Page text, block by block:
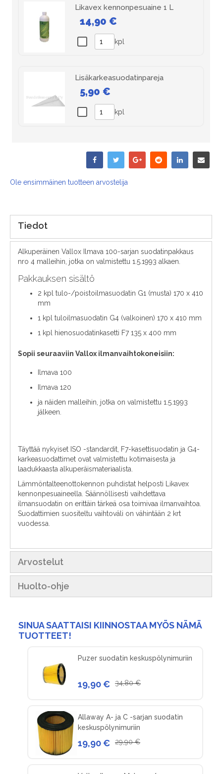
Likavex kennonpesuaine 1 L
14,90 €
kpl
Lisäkarkeasuodatinpareja
5,90 €
kpl
Ole ensimmäinen tuotteen arvostelija
Tiedot
Alkuperäinen Vallox Ilmava 100-sarjan suodatinpakkaus
nro 4 malleihin, jotka on valmistettu 1.5.1993 alkaen.
Pakkauksen sisältö
2 kpl tulo-/poistoilmasuodatin G1 (musta) 170 x 410
mm
1 kpl tuloilmasuodatin G4 (valkoinen) 170 x 410 mm
1 kpl hienosuodatinkasetti F7 135 x 400 mm
Sopii seuraaviin Vallox ilmanvaihtokoneisiin:
Ilmava 100
Ilmava 120
ja näiden malleihin, jotka on valmistettu 1.5.1993
jälkeen.
Täyttää nykyiset ISO -standardit, F7-kasettisuodatin ja G4-
karkeasuodattimet ovat valmistettu kotimaisesta ja
laadukkaasta alkuperäismateriaalista.
Lämmöntalteenottokennon puhdistat helposti Likavex
kennonpesuaineella. Säännöllisesti vaihdettava
ilmansuodatin on erittäin tärkeä osa toimivaa ilmanvaihtoa.
Suodattimien suositeltu vaihtoväli on vähintään 2 krt
vuodessa.
Arvostelut
Huolto-ohje
SINUA SAATTAISI KIINNOSTAA MYÖS NÄMÄ
TUOTTEET!
Puzer suodatin keskuspölynimuriin
19,90 € 34,80 €
Allaway A- ja C -sarjan suodatin
keskuspölynimuriin
19,90 € 29,90 €